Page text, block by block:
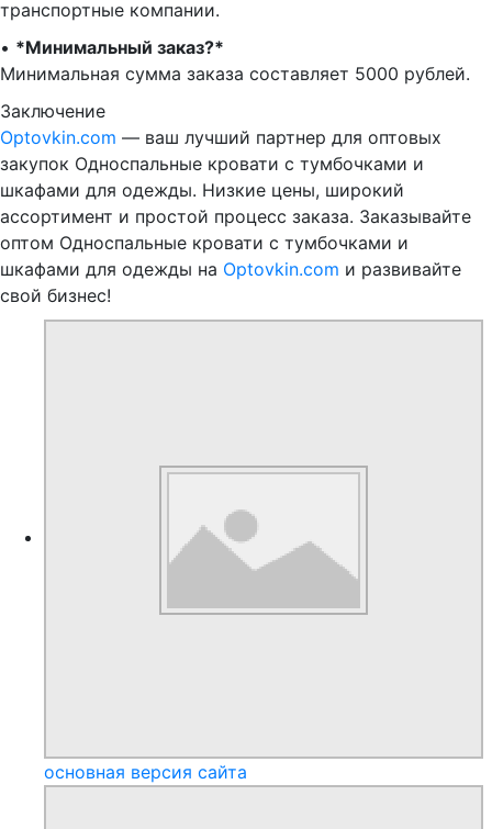
транспортные компании.
•⁠ ⁠ *Минимальный заказ?*
Минимальная сумма заказа составляет 5000 рублей.
Заключение
Optovkin.com — ваш лучший партнер для оптовых
закупок Односпальные кровати с тумбочками и
шкафами для одежды. Низкие цены, широкий
ассортимент и простой процесс заказа. Заказывайте
оптом Односпальные кровати с тумбочками и
шкафами для одежды на Optovkin.com и развивайте
свой бизнес!
основная версия сайта